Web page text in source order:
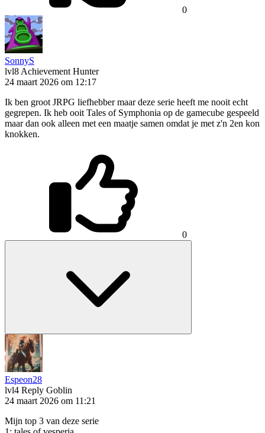
0
SonnyS
lvl8 Achievement Hunter
24 maart 2026 om 12:17
Ik ben groot JRPG liefhebber maar deze serie heeft me nooit echt
gegrepen. Ik heb ooit Tales of Symphonia op de gamecube gespeeld
maar dan ook alleen met een maatje samen omdat je met z'n 2en kon
knokken.
0
Espeon28
lvl4 Reply Goblin
24 maart 2026 om 11:21
Mijn top 3 van deze serie